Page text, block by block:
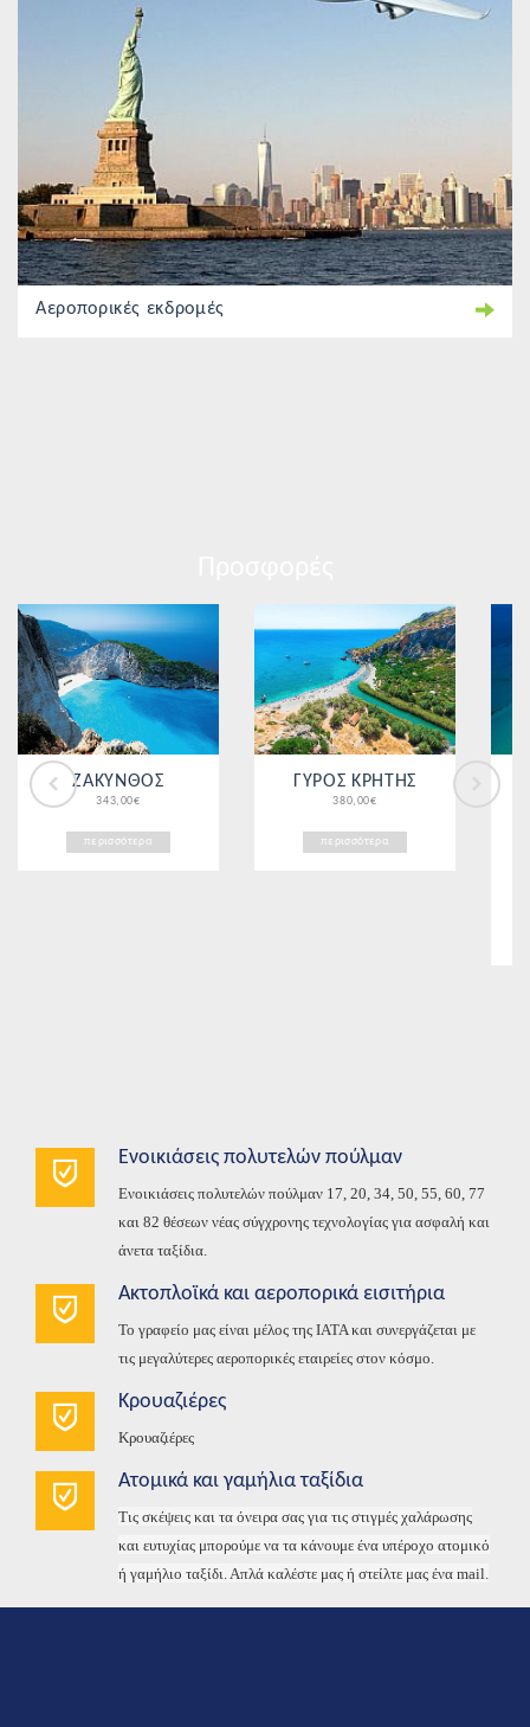
Αεροπορικές εκδρομές
ΖΑΚΥΝΘΟΣ
343,00€
περισσότερα
ΓΥΡΟΣ ΚΡΗΤΗΣ
380,00€
περισσότερα
Ενοικιάσεις πολυτελών πούλμαν
Ενοικιάσεις πολυτελών πούλμαν 17, 20, 34, 50, 55, 60, 77
και 82 θέσεων νέας σύγχρονης τεχνολογίας για ασφαλή και
άνετα ταξίδια.
Ακτοπλοϊκά και αεροπορικά εισιτήρια
Το γραφείο μας είναι μέλος της IATA και συνεργάζεται με
τις μεγαλύτερες αεροπορικές εταιρείες στον κόσμο.
Κρουαζιέρες
Κρουαζιέρες
Ατομικά και γαμήλια ταξίδια
Τις σκέψεις και τα όνειρα σας για τις στιγμές χαλάρωσης
και ευτυχίας μπορούμε να τα κάνουμε ένα υπέροχο ατομικό
ή γαμήλιο ταξίδι. Απλά καλέστε μας ή στείλτε μας ένα mail.